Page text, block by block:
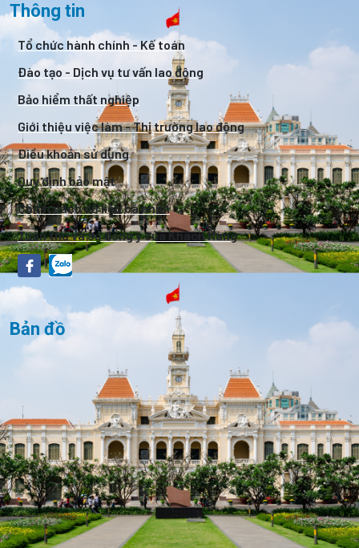
Thông tin
Tổ chức hành chính - Kế toán
Đào tạo - Dịch vụ tư vấn lao động
Bảo hiểm thất nghiệp
Giới thiệu việc làm - Thị trường lao động
Điều khoản sử dụng
Quy định bảo mật
Chính sách dữ liệu cá nhân
Tuân thủ và sự đồng ý của Khách Hàng
Bản đồ